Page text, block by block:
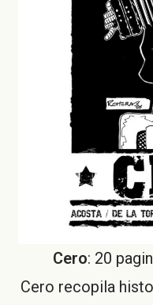
Cero: 20
Cero recopila